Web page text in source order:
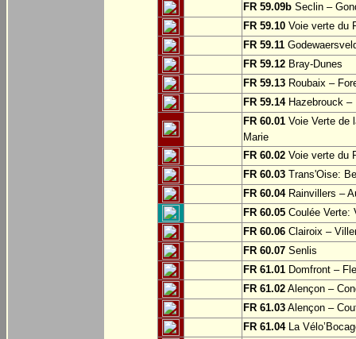
FR 59.09b Seclin –
FR 59.10 Voie verte du
FR 59.11
FR 59.12 Bray-Dunes
FR 59.13 Roubaix –
FR 59.14Hazebrouck –
FR 60.01 Voie Verte de
Marie
FR 60.02 Voie verte du
FR 60.03 Trans'Oise:
FR 60.04Rainvillers –
FR 60.05 Coulée Verte:
FR 60.06 Clairoix –
FR 60.07 Senlis
FR 61.01 Domfront –
FR 61.02 Alençon –
FR 61.03 Alençon –
FR 61.04La